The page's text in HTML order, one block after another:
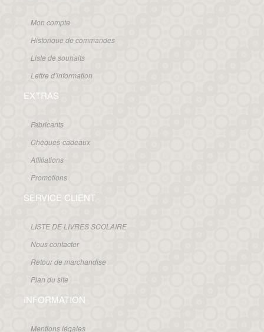
Mon compte
Historique de commandes
Liste de souhaits
Lettre d’information
EXTRAS
Fabricants
Chèques-cadeaux
Affiliations
Promotions
SERVICE CLIENT
LISTE DE LIVRES SCOLAIRE
Nous contacter
Retour de marchandise
Plan du site
INFORMATION
Mentions légales